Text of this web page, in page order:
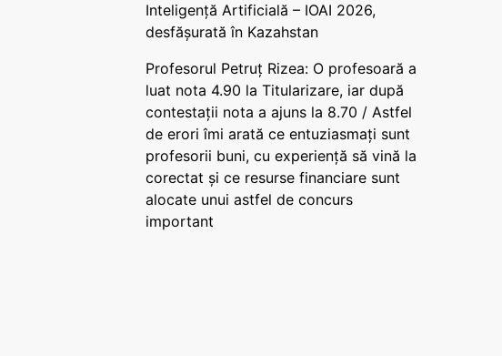
Inteligență Artificială – IOAI 2026,
desfășurată în Kazahstan
Profesorul Petruț Rizea: O profesoară a
luat nota 4.90 la Titularizare, iar după
contestații nota a ajuns la 8.70 / Astfel
de erori îmi arată ce entuziasmați sunt
profesorii buni, cu experiență să vină la
corectat și ce resurse financiare sunt
alocate unui astfel de concurs
important